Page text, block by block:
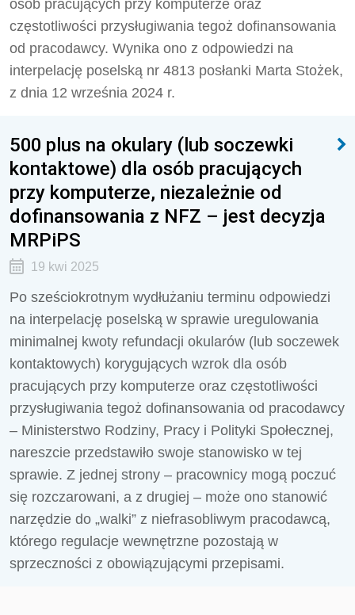
osób pracujących przy komputerze oraz
częstotliwości przysługiwania tegoż dofinansowania
od pracodawcy. Wynika ono z odpowiedzi na
interpelację poselską nr 4813 posłanki Marta Stożek,
z dnia 12 września 2024 r.
500 plus na okulary (lub soczewki
kontaktowe) dla osób pracujących
przy komputerze, niezależnie od
dofinansowania z NFZ – jest decyzja
MRPiPS
19 kwi 2025
Po sześciokrotnym wydłużaniu terminu odpowiedzi
na interpelację poselską w sprawie uregulowania
minimalnej kwoty refundacji okularów (lub soczewek
kontaktowych) korygujących wzrok dla osób
pracujących przy komputerze oraz częstotliwości
przysługiwania tegoż dofinansowania od pracodawcy
– Ministerstwo Rodziny, Pracy i Polityki Społecznej,
nareszcie przedstawiło swoje stanowisko w tej
sprawie. Z jednej strony – pracownicy mogą poczuć
się rozczarowani, a z drugiej – może ono stanowić
narzędzie do „walki” z niefrasobliwym pracodawcą,
którego regulacje wewnętrzne pozostają w
sprzeczności z obowiązującymi przepisami.